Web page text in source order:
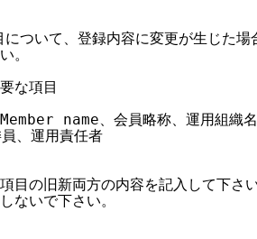
ついて、登録内容に変更が生じた場
。
な項目
name、会員略称、運用組織名
運用責任者
目の旧新両方の内容を記入して下さい
ないで下さい。